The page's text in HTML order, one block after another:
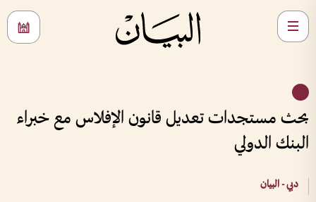
بحث مستجدات تعديل قانون الإفلاس مع خبراء
البنك الدولي
دبي - البيان